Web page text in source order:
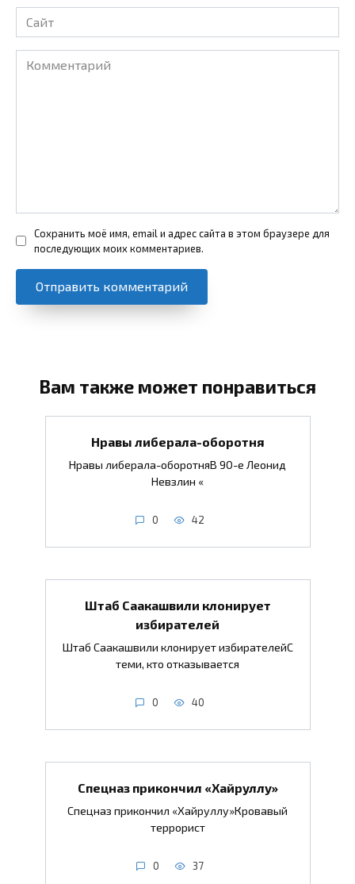
Сайт
Комментарий
Сохранить моё имя, email и адрес сайта в этом браузере для
последующих моих комментариев.
Вам также может понравиться
Нравы либерала-оборотня
Нравы либерала-оборотняВ 90-е Леонид
Невзлин «
0 42
Штаб Саакашвили клонирует
избирателей
Штаб Саакашвили клонирует избирателейС
теми, кто отказывается
0 40
Спецназ прикончил «Хайруллу»
Спецназ прикончил «Хайруллу»Кровавый
террорист
0 37